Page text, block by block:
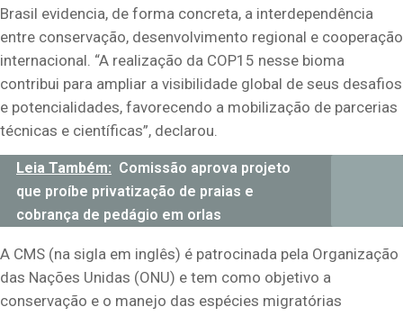
Brasil evidencia, de forma concreta, a interdependência
entre conservação, desenvolvimento regional e cooperação
internacional. “A realização da COP15 nesse bioma
contribui para ampliar a visibilidade global de seus desafios
e potencialidades, favorecendo a mobilização de parcerias
técnicas e científicas”, declarou.
Leia Também: Comissão aprova projeto
que proíbe privatização de praias e
cobrança de pedágio em orlas
A CMS (na sigla em inglês) é patrocinada pela Organização
das Nações Unidas (ONU) e tem como objetivo a
conservação e o manejo das espécies migratórias